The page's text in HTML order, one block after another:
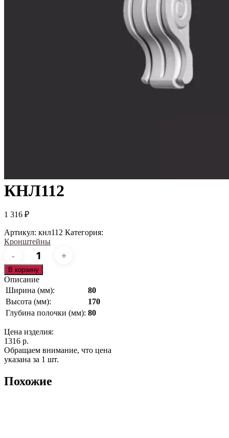
КНЛ112
1 316 ₽
Артикул: кнл112 Категория:
Кронштейны
Количество
товара
кнл112
В корзину
Описание
Ширина (мм):
80
Высота (мм):
170
Глубина полочки (мм): 80
Цена изделия:
1316 р.
Обращаем внимание, что цена
указана за 1 шт.
Похожие